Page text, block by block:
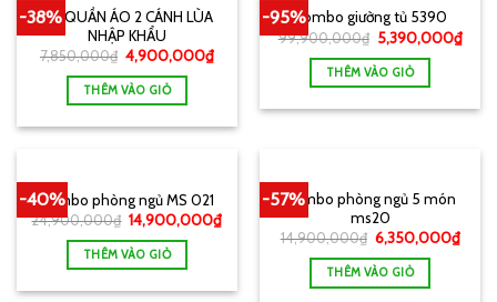
-38%TỦ QUẦN ÁO 2 CÁNH LÙA
NHẬP KHẨU
7,850,000₫ 4,900,000₫
THÊM VÀO GIỎ
-95%Combo giường tủ 5390
99,900,000₫ 5,390,000₫
THÊM VÀO GIỎ
-40%
Combo phòng ngủ MS 021
24,900,000₫ 14,900,000₫
THÊM VÀO GIỎ
-57%Combo phòng ngủ 5 món
ms20
14,900,000₫ 6,350,000₫
THÊM VÀO GIỎ